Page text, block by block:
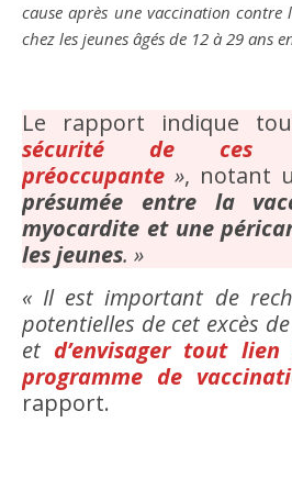
cause après une vaccination contre
chez les jeunes âgés de 12 à 29 ans
Le rapport indique
sécurité de ces
préoccupante », notant
présumée entre la
myocardite et une
les jeunes. »
« Il est important de
potentielles de cet excès
et d’envisager tout
programme de
rapport.